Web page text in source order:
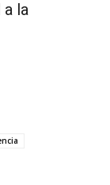
a la